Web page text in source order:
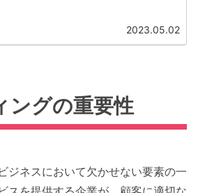
2023.05.02
ングの重要性
ジネスにおいて欠かせない要素の一